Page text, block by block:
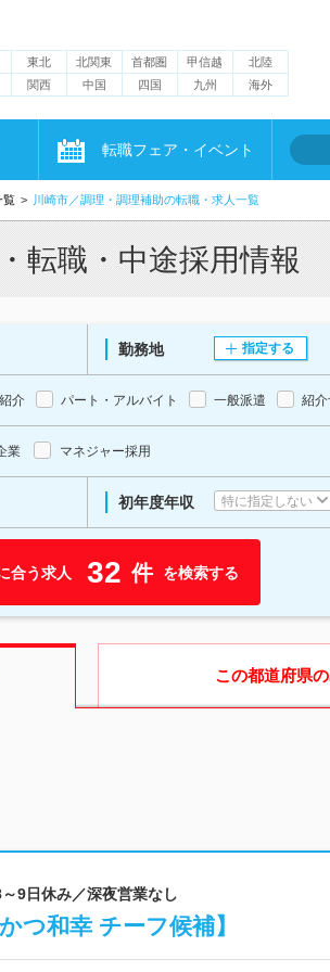
東北 北関東 首都圏 甲信越
北陸
関西 中国 四国 九州 海外
転職フェア・イベント
覧 川崎市／調理・調理補助の転職・求人一覧
転職・中途採用情報
勤務地 指定する
介 パート・アルバイト 一般派遣 紹
業 マネジャー採用
初年度年収 特に指定しない
合う求人 32 件 を検索する
この都道府県
9日休み／深夜営業なし
つ和幸 チーフ候補】